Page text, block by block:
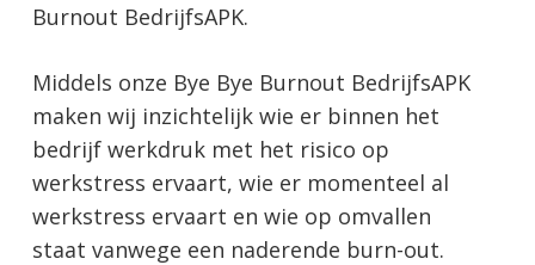
Burnout BedrijfsAPK.
Middels onze Bye Bye Burnout BedrijfsAPK
maken wij inzichtelijk wie er binnen het
bedrijf werkdruk met het risico op
werkstress ervaart, wie er momenteel al
werkstress ervaart en wie op omvallen
staat vanwege een naderende burn-out.